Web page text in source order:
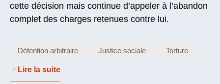
cette décision mais continue d’appeler à l’abandon
complet des charges retenues contre lui.
Détention arbitraire Justice sociale Torture
Lire la suite